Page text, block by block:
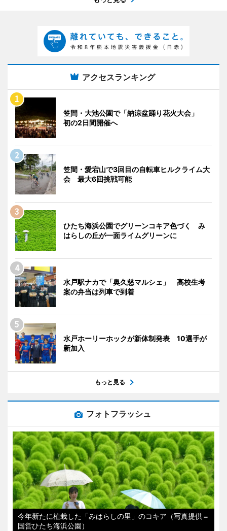
アクセスランキング
笠間・大池公園で「納涼盆踊り花火大会」
初の2日間開催へ
笠間・愛宕山で3回目の自転車ヒルクライム大
会 最大6回挑戦可能
ひたち海浜公園でグリーンコキア色づく み
はらしの丘が一面ライムグリーンに
水戸駅ナカで「奥久慈マルシェ」 高校生考
案の弁当は列車で到着
水戸ホーリーホックが新体制発表 10選手が
新加入
もっと見る
フォトフラッシュ
今年新たに植栽した「みはらしの里」のコキア（写真提供＝
国営ひたち海浜公園）